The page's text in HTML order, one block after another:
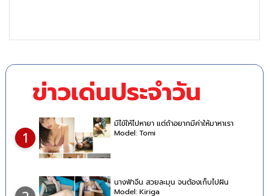
ข่าวเด่นประจำวัน
1
มีไข้ให้ไปหายา แต่ถ้าอยากมีค่าให้มาหาเรา
Model: Tomi
นางฟ้าจีน สวยละมุน จนต้องเก็บไปฝัน
Model: Kiriga